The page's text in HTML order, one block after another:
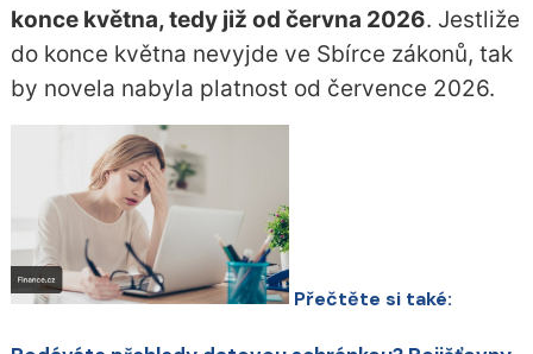
konce května, tedyjiž od června 2026. Jestliže
do konce května nevyjde ve Sbírce zákonů, tak
by novela nabyla platnost od července 2026.
Přečtěte si také: